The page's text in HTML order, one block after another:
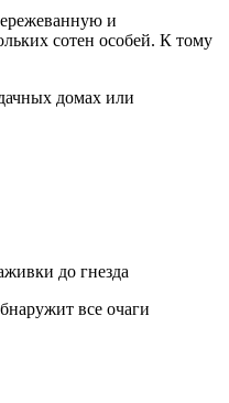
и
сотен особей. К тому
домах или
до гнезда
все очаги